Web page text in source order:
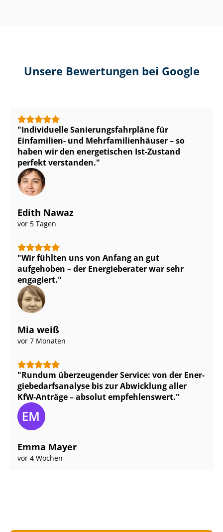
Unsere Bewertungen bei Google
Individuelle Sa­nie­rungs­fahr­plä­ne für
Einfamilien- und Mehr­fa­mi­li­en­häu­ser – so
haben wir den energetischen Ist-Zustand
perfekt verstanden.
Edith Nawaz
vor 5 Tagen
Wir fühlten uns von Anfang an gut
aufgehoben – der Energieberater war sehr
engagiert.
Mia weiß
vor 7 Monaten
Rundum überzeugender Service: von der En­er­
gie­be­darfs­ana­ly­se bis zur Abwicklung aller
KfW-Anträge – absolut empfehlenswert.
Emma Mayer
vor 4 Wochen